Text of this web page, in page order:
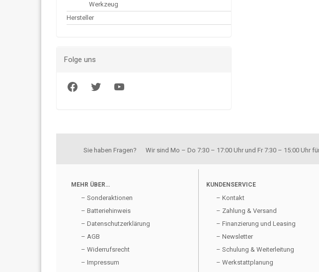
Werkzeug
Hersteller
Folge uns
FacebookTwitter YouTube
Sie haben Fragen? Wir sind Mo – Do 7:30 – 17:00 Uhr und Fr 7:30 – 15:00
MEHR ÜBER…
– Sonderaktionen
– Batteriehinweis
– Datenschutzerklärung
– AGB
– Widerrufsrecht
– Impressum
KUNDENSERVICE
– Kontakt
– Zahlung & Versand
– Finanzierung und Leasing
– Newsletter
– Schulung & Weiterleitung
– Werkstattplanung